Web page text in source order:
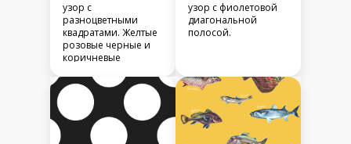
узор с
разноцветными
квадратами. Желтые
розовые черные и
коричневые
шахматном порядке
узор с фиолетовой
диагональной
полосой.